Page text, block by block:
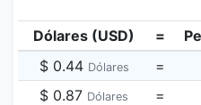
Dólares (USD) =
$ 0.44 Dólares =
$ 0.87 Dólares =